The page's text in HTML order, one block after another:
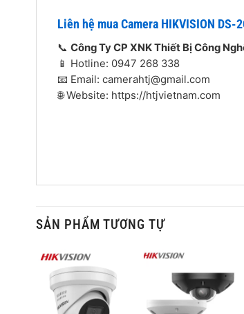
Liên hệ mua Camera HIKVISION DS-
📞 Công Ty CP XNK Thiết Bị Công
📱 Hotline: 0947 268 338
📧 Email: camerahtj@gmail.com
🌐 Website: https://htjvietnam.com
SẢN PHẨM TƯƠNG TỰ